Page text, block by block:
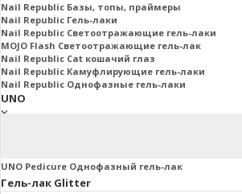
Nail Republic Базы, топы, праймеры
Nail Republic Гель-лаки
Nail Republic Светоотражающие гель-лаки
MOJO Flash Светоотражающие гель-лак
Nail Republic Cat кошачий глаз
Nail Republic Камуфлирующие гель-лаки
Nail Republic Однофазные гель-лаки
UNO
UNO Pedicure Однофазный гель-лак
Гель-лак Glitter